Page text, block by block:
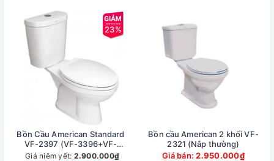
23%
Bồn Cầu American Standard
VF-2397 (VF-3396+VF-
4797)
Giá niêm yết: 2.900.000₫
Bồn cầu American 2 khối VF-
2321 (Nắp thường)
Giá bán:2.950.000₫